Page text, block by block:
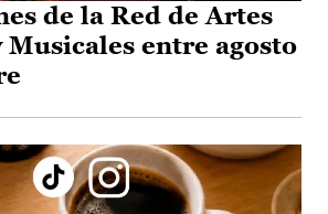
de la Red de Artes
Musicales entre agosto